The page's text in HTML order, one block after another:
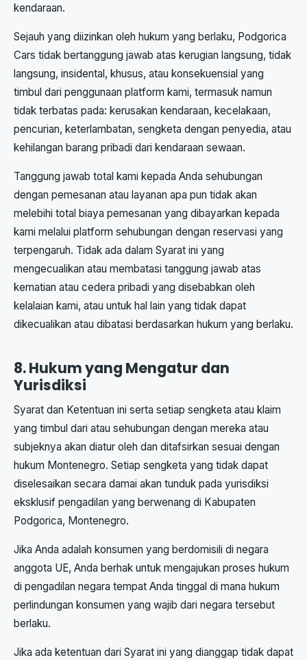
kendaraan.
Sejauh yang diizinkan oleh hukum yang berlaku, Podgorica
Cars tidak bertanggung jawab atas kerugian langsung, tidak
langsung, insidental, khusus, atau konsekuensial yang
timbul dari penggunaan platform kami, termasuk namun
tidak terbatas pada: kerusakan kendaraan, kecelakaan,
pencurian, keterlambatan, sengketa dengan penyedia, atau
kehilangan barang pribadi dari kendaraan sewaan.
Tanggung jawab total kami kepada Anda sehubungan
dengan pemesanan atau layanan apa pun tidak akan
melebihi total biaya pemesanan yang dibayarkan kepada
kami melalui platform sehubungan dengan reservasi yang
terpengaruh. Tidak ada dalam Syarat ini yang
mengecualikan atau membatasi tanggung jawab atas
kematian atau cedera pribadi yang disebabkan oleh
kelalaian kami, atau untuk hal lain yang tidak dapat
dikecualikan atau dibatasi berdasarkan hukum yang berlaku.
8. Hukum yang Mengatur dan
Yurisdiksi
Syarat dan Ketentuan ini serta setiap sengketa atau klaim
yang timbul dari atau sehubungan dengan mereka atau
subjeknya akan diatur oleh dan ditafsirkan sesuai dengan
hukum Montenegro. Setiap sengketa yang tidak dapat
diselesaikan secara damai akan tunduk pada yurisdiksi
eksklusif pengadilan yang berwenang di Kabupaten
Podgorica, Montenegro.
Jika Anda adalah konsumen yang berdomisili di negara
anggota UE, Anda berhak untuk mengajukan proses hukum
di pengadilan negara tempat Anda tinggal di mana hukum
perlindungan konsumen yang wajib dari negara tersebut
berlaku.
Jika ada ketentuan dari Syarat ini yang dianggap tidak dapat